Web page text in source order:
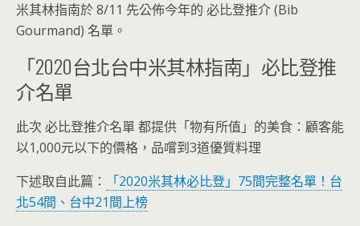
米其林指南於 8/11 先公佈今年的 必比登推介 (Bib
Gourmand) 名單。
「2020台北台中米其林指南」必比登推
介名單
此次 必比登推介名單 都提供「物有所值」的美食：顧客能
以1,000元以下的價格，品嚐到3道優質料理
下述取自此篇：
「2020米其林必比登」75間完整名單！台
北54間、台中21間上榜